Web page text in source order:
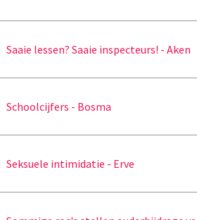
Saaie lessen? Saaie inspecteurs! - Aken
Schoolcijfers - Bosma
Seksuele intimidatie - Erve